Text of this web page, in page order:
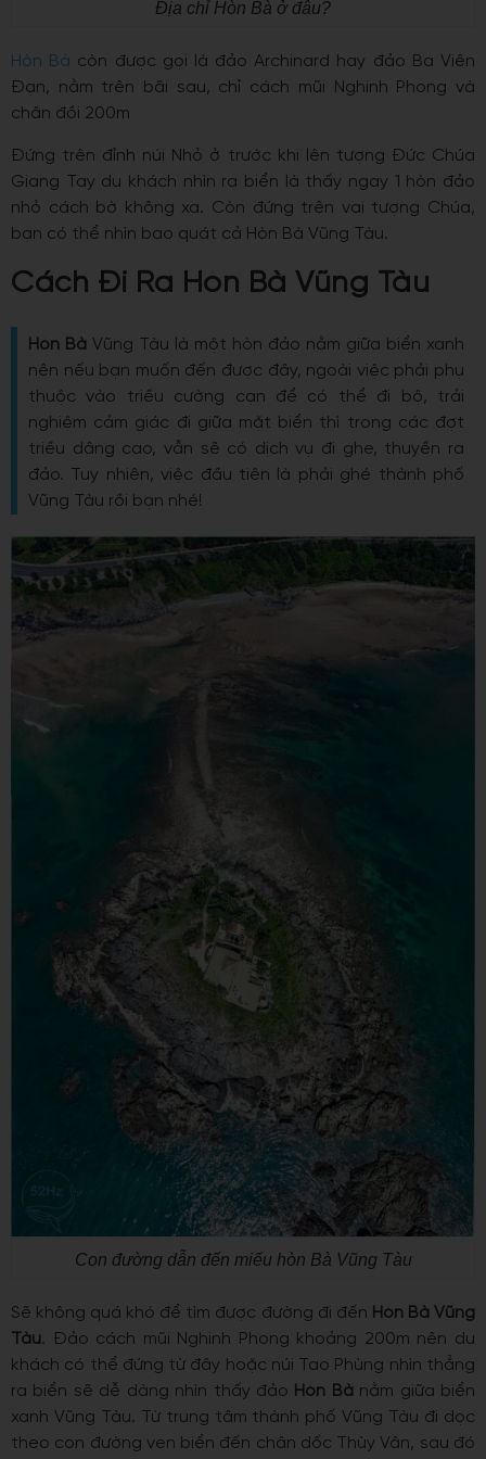
Địa chỉ Hòn Bà ở đâu?
Hòn Bà còn được gọi là đảo Archinard hay đảo Ba Viên
Đạn, nằm trên bãi sau, chỉ cách mũi Nghinh Phong và
chân đồi 200m
Đứng trên đỉnh núi Nhỏ ở trước khi lên tượng Đức Chúa
Giang Tay du khách nhìn ra biển là thấy ngay 1 hòn đảo
nhỏ cách bờ không xa. Còn đứng trên vai tượng Chúa,
bạn có thể nhìn bao quát cả Hòn Bà Vũng Tàu.
Cách Đi Ra Hòn Bà Vũng Tàu
Hòn Bà Vũng Tàu là một hòn đảo nằm giữa biển xanh
nên nếu bạn muốn đến được đây, ngoài việc phải phụ
thuộc vào triều cường cạn để có thể đi bộ, trải
nghiệm cảm giác đi giữa mặt biển thì trong các đợt
triều dâng cao, vẫn sẽ có dịch vụ đi ghe, thuyền ra
đảo. Tuy nhiên, việc đầu tiên là phải ghé thành phố
Vũng Tàu rồi bạn nhé!
Con đường dẫn đến miếu hòn Bà Vũng Tàu
Sẽ không quá khó để tìm được đường đi đến Hòn Bà Vũng
Tàu. Đảo cách mũi Nghinh Phong khoảng 200m nên du
khách có thể đứng từ đây hoặc núi Tao Phùng nhìn thẳng
ra biển sẽ dễ dàng nhìn thấy đảo Hòn Bànằm giữa biển
xanh Vũng Tàu. Từ trung tâm thành phố Vũng Tàu đi dọc
theo con đường ven biển đến chân dốc Thùy Vân, sau đó